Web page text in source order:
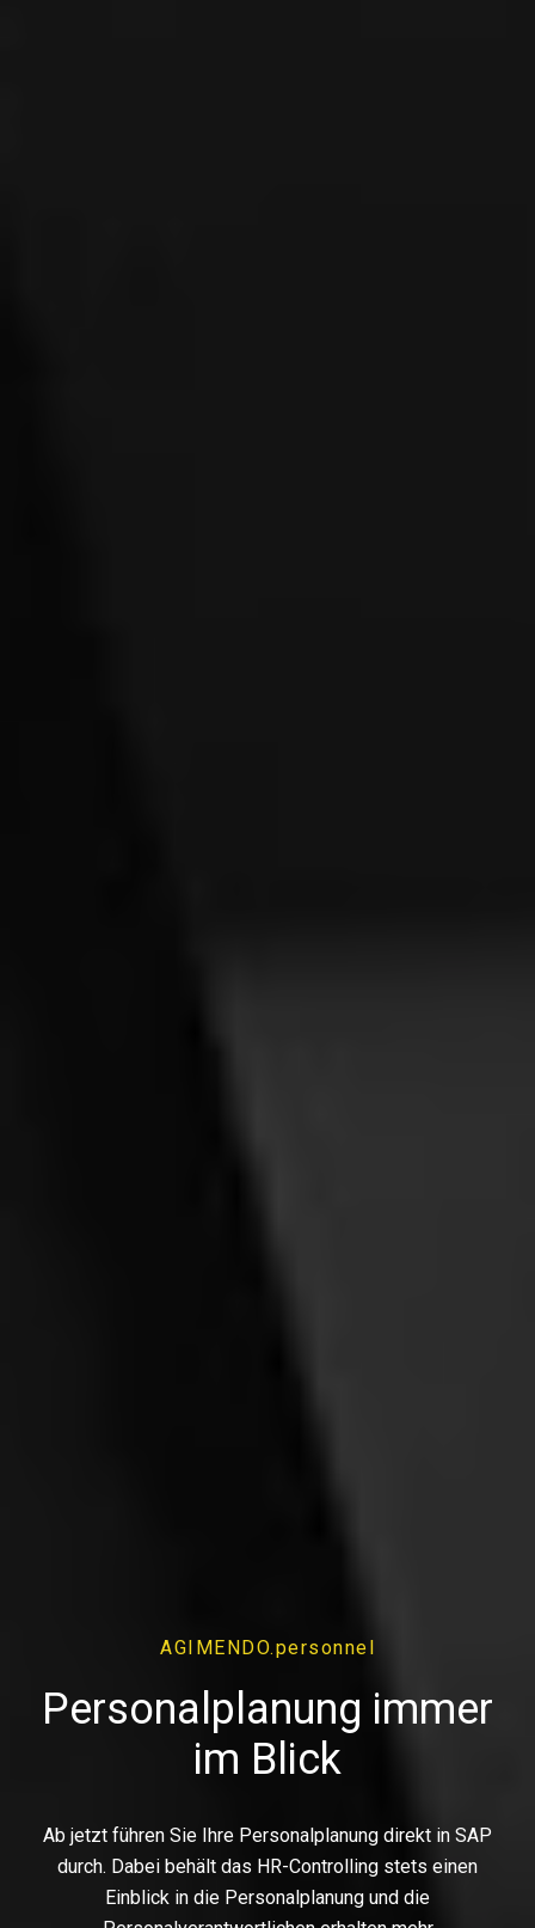
AGIMENDO.personnel
Personalplanung immer
im Blick
Ab jetzt führen Sie Ihre Personalplanung direkt in SAP
durch. Dabei behält das HR-Controlling stets einen
Einblick in die Personalplanung und die